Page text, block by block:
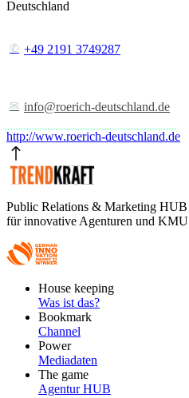
Deutschland
+49 2191 3749287
info@roerich-deutschland.de
http://www.roerich-deutschland.de
Public Relations & Marketing HUB
für innovative Agenturen und KMU
FooterHouse keeping
Was ist das?
Bookmark
Channel
Power
Mediadaten
The game
Agentur HUB